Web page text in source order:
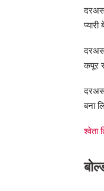
कपूर
बना
श्वेता